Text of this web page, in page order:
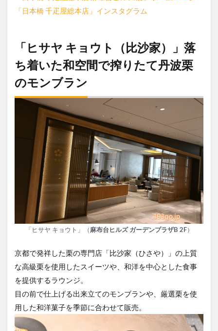
「日本橋 千疋屋総本店」インスタグラム
「ヒサヤ キョウト（比沙家）」落
ち着いた和空間で搾りたて丹波栗
のモンブラン
「ヒサヤ キョウト」（麻布台ヒルズ ガーデンプラザB 2F）
京都で発祥した栗の専門店「比沙家（ひさや）」の上質
な高級栗を使用したスイーツや、和洋を中心とした食事
を提供するラウンジ。
目の前で仕上げる出来立てのモンブランや、厳選栗を使
用した和洋菓子を季節に合わせて販売。